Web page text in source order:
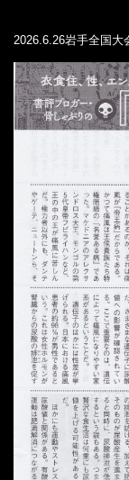
2026.6.26岩手全国大